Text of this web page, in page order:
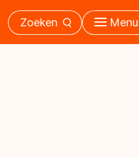
Zoeken Menu